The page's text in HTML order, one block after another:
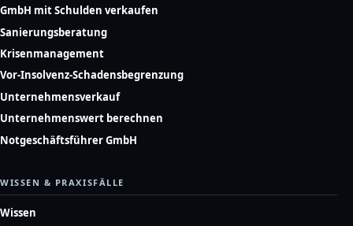
GmbH mit Schulden verkaufen
Sanierungsberatung
Krisenmanagement
Vor-Insolvenz-Schadensbegrenzung
Unternehmensverkauf
Unternehmenswert berechnen
Notgeschäftsführer GmbH
WISSEN & PRAXISFÄLLE
Wissen